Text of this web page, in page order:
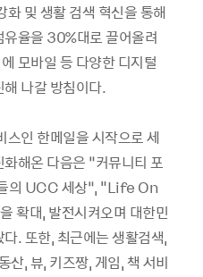
화 및 생활 검색 혁신을 통해
율을 30%대로 끌어올려
모바일 등 다양한 디지털
나갈 방침이다.
스인 한메일을 시작으로 세
해온 다음은 “커뮤니티 포
의 UCC 세상”, "Life On
확대, 발전시켜오며 대한민
. 또한, 최근에는 생활검색,
산, 뷰, 키즈짱, 게임, 책 서비